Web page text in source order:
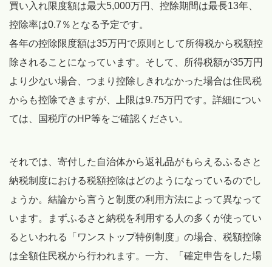
買い入れ限度額は最大5,000万円、控除期間は最長13年、
控除率は0.7％となる予定です。
各年の控除限度額は35万円で原則として所得税から税額控
除されることになっています。そして、所得税額が35万円
より少ない場合、つまり控除しきれなかった場合は住民税
からも控除できますが、上限は9.75万円です。詳細につい
ては、国税庁のHP等をご確認ください。
それでは、寄付した自治体から返礼品がもらえるふるさと
納税制度における税額控除はどのようになっているのでし
ょうか。結論から言うと制度の利用方法によって異なって
います。まずふるさと納税を利用する人の多くが使ってい
るといわれる「ワンストップ特例制度」の場合、税額控除
は全額住民税から行われます。一方、「確定申告をした場